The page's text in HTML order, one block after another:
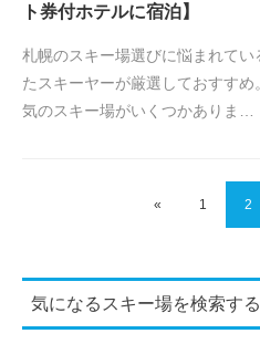
ト券付ホテルに宿泊】
札幌のスキー場選びに悩まれて
たスキーヤーが厳選しておすす
気のスキー場がいくつかありま…
« 1 2
気になるスキー場を検索する